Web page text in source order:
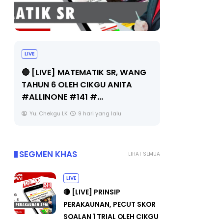
Sejarah Tingkatan 4
Unknown 9 hari yang lalu
LIHAT SEMUA
SEGMEN KHAS
LIVE
🔴 [LIVE] PRINSIP
PERAKAUNAN, PECUT SKOR
SOALAN 1 TRIAL OLEH CIKGU